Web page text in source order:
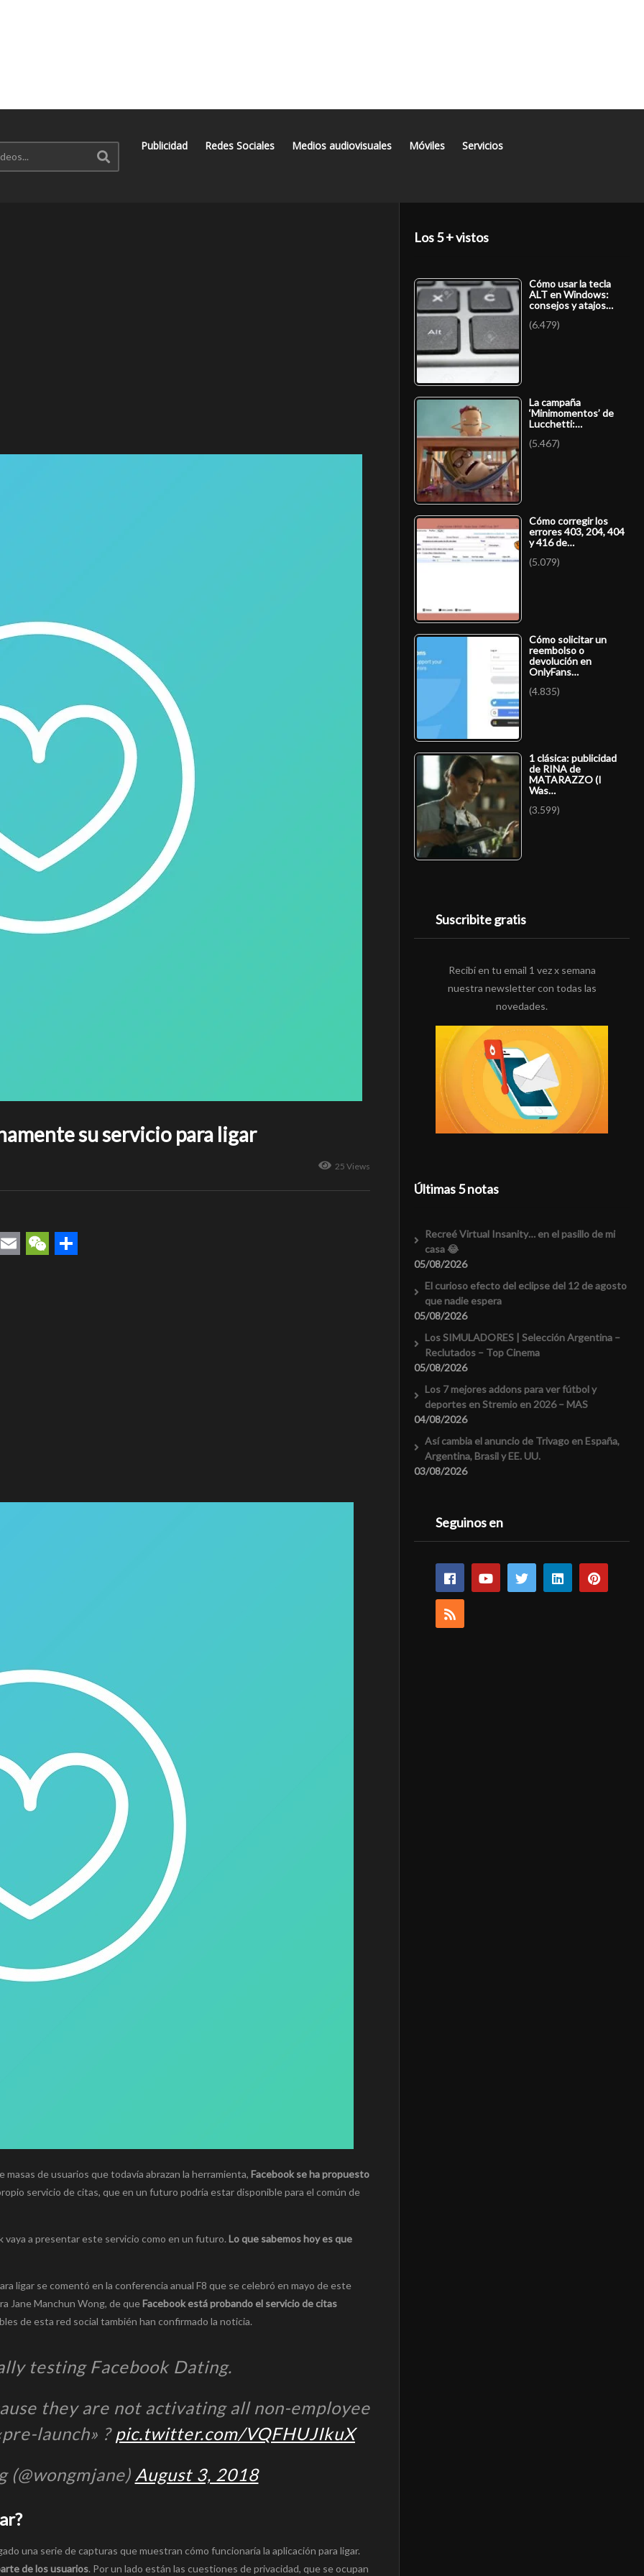
Publicidad Redes Sociales Medios audiovisuales Móviles Servicios
su servicio para ligar
25 Views
de usuarios que todavía abrazan la herramienta, Facebook se ha propuesto
servicio de citas, que en un futuro podría estar disponible para el común de
vaya a presentar este servicio como en un futuro. Lo que sabemos hoy es que
ligar se comentó en la conferencia anual F8 que se celebró en mayo de este
Jane Manchun Wong, de que Facebook está probando el servicio de citas
de esta red social también han confirmado la noticia.
testing Facebook Dating.
they are not activating all non-employee
launch» ? pic.twitter.com/VQFHUJIkuX
(@wongmjane) August 3, 2018
una serie de capturas que muestran cómo funcionaría la aplicación para ligar.
de los usuarios. Por un lado están las cuestiones de privacidad, que se ocupan
Los 5 + vistos
Cómo usar la tecla
ALT en Windows:
consejos y atajos…
(6.479)
La campaña
‘Minimomentos’ de
Lucchetti:…
(5.467)
Cómo corregir los
errores 403, 204, 404
y 416 de…
(5.079)
Cómo solicitar un
reembolso o
devolución en
OnlyFans…
(4.835)
1 clásica: publicidad
de RINA de
MATARAZZO (I
Was…
(3.599)
Suscribite gratis
Recibí en tu email 1 vez x semana
nuestra newsletter con todas las
novedades.
Últimas 5 notas
Recreé Virtual Insanity… en el pasillo de mi
casa 😂
05/08/2026
El curioso efecto del eclipse del 12 de agosto
que nadie espera
05/08/2026
Los SIMULADORES | Selección Argentina –
Reclutados – Top Cinema
05/08/2026
Los 7 mejores addons para ver fútbol y
deportes en Stremio en 2026 – MAS
04/08/2026
Así cambia el anuncio de Trivago en España,
Argentina, Brasil y EE. UU.
03/08/2026
Seguinos en